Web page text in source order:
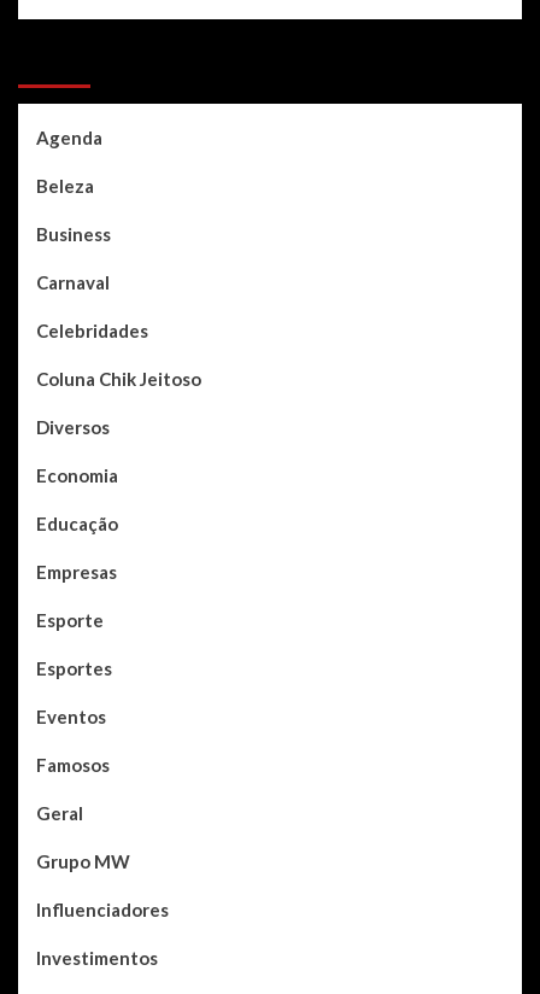
Agenda
Beleza
Business
Carnaval
Celebridades
Coluna Chik Jeitoso
Diversos
Economia
Educação
Empresas
Esporte
Esportes
Eventos
Famosos
Geral
Grupo MW
Influenciadores
Investimentos